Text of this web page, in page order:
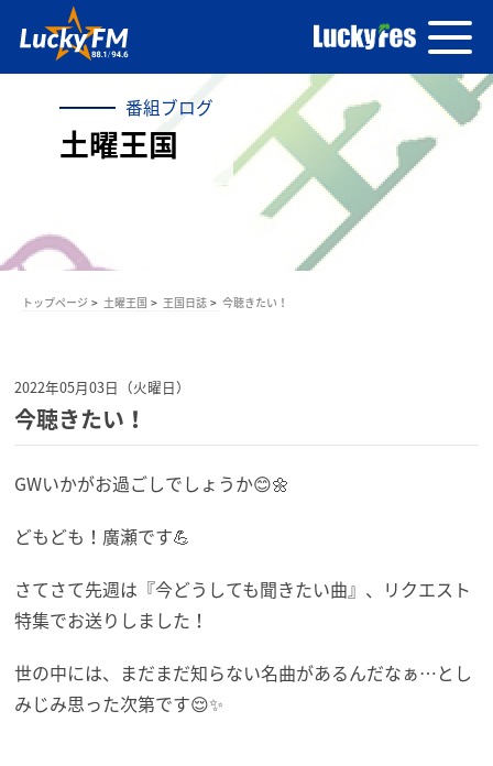
番組ブログ
土曜王国
トップページ 土曜王国 王国日誌 今聴きたい！
2022年05月03日（火曜日）
今聴きたい！
GWいかがお過ごしでしょうか😊🌼
どもども！廣瀬です💪
さてさて先週は『今どうしても聞きたい曲』、リクエスト
特集でお送りしました！
世の中には、まだまだ知らない名曲があるんだなぁ…とし
みじみ思った次第です😌✨